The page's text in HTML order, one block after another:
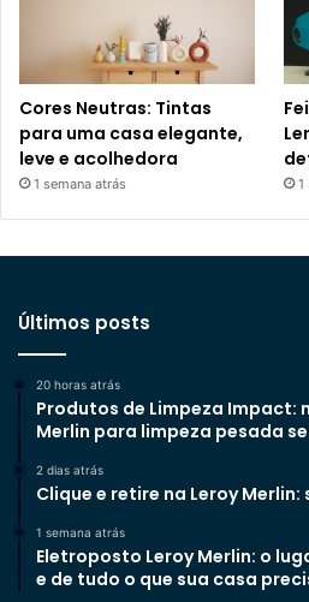
Cores Neutras: Tintas
para uma casa elegante,
leve e acolhedora
1 semana atrás 1
Últimos posts
20 horas atrás
Produtos de Limpeza Impact:
Merlin para limpeza pesada
2 dias atrás
Clique e retire na Leroy
1 semana atrás
Eletroposto Leroy Merlin: o
e de tudo o que sua casa